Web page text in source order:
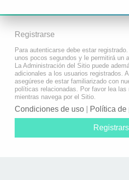
Registrarse
Para autenticarse debe estar
unos pocos segundos y le permitirá un
La Administración del Sitio puede
adicionales a los usuarios registrados.
asegúrese de estar familiarizado con
políticas relacionadas. Por favor lea las
mientras navega por el Sitio.
Condiciones de uso Política de